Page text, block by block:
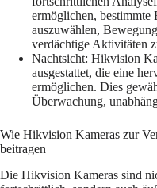
ermöglichen,
auszuwählen,
verdächtige Aktivitäten
Nachtsicht: Hikvision
ausgestattet, die eine
ermöglichen. Dies
Überwachung,
Wie Hikvision Kameras zur
beitragen
Die Hikvision Kameras sind